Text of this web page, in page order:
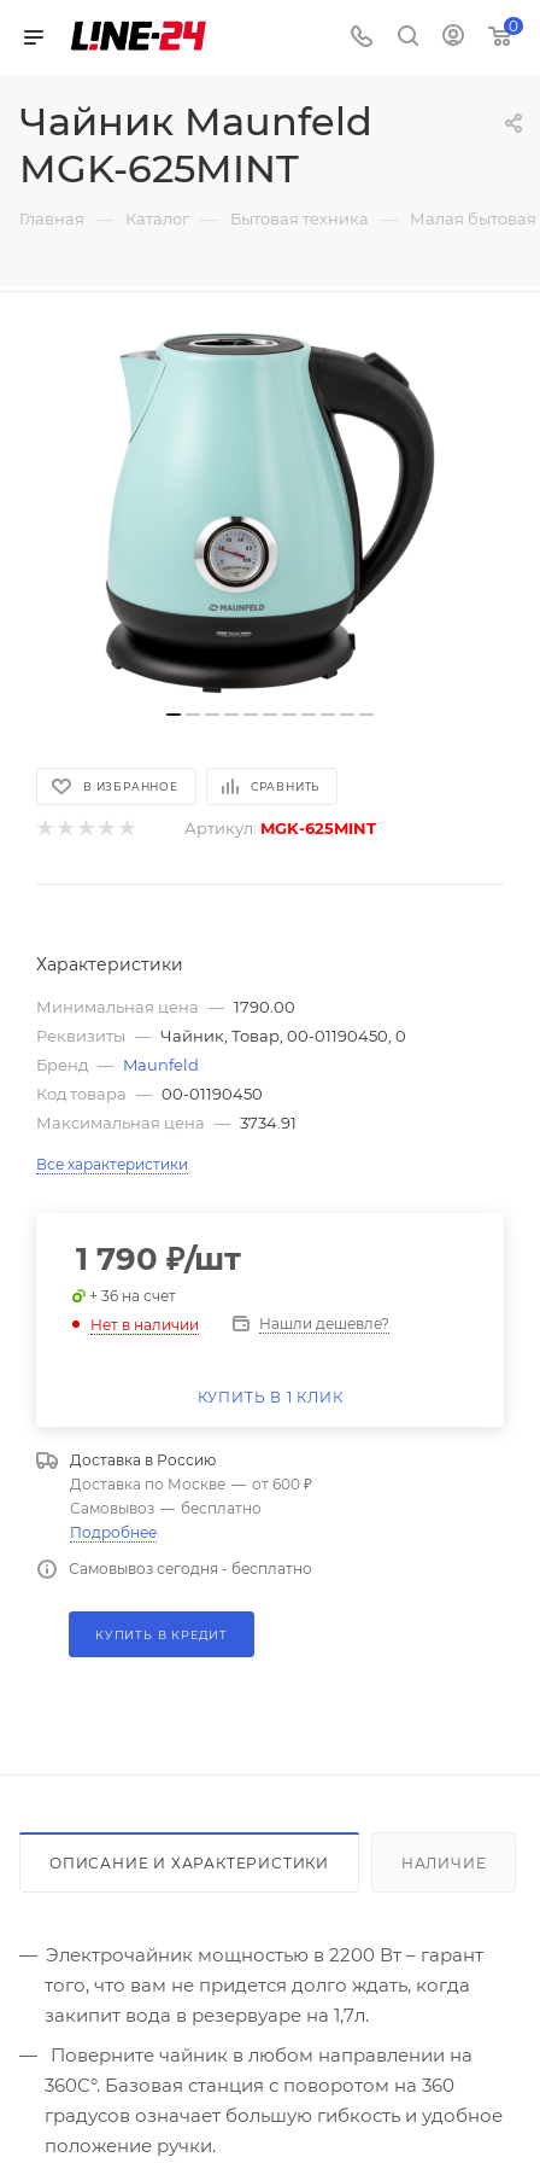
0
Чайник Maunfeld
MGK-625MINT
Главная — Каталог — Бытовая техника — Малая бытовая
В ИЗБРАННОЕ СРАВНИТЬ
Артикул: MGK-625MINT
Характеристики
Минимальная цена — 1790.00
Реквизиты — Чайник, Товар, 00-01190450, 0
Бренд — Maunfeld
Код товара — 00-01190450
Максимальная цена — 3734.91
Все характеристики
1 790 ₽/шт
+ 36 на счет
Нет в наличии
Нашли дешевле?
КУПИТЬ В 1 КЛИК
Доставка в Россию
Доставка по Москве — от 600 ₽
Самовывоз — бесплатно
Подробнее
Самовывоз сегодня - бесплатно
КУПИТЬ В КРЕДИТ
ОПИСАНИЕ И ХАРАКТЕРИСТИКИ НАЛИЧИЕ
Электрочайник мощностью в 2200 Вт – гарант
того, что вам не придется долго ждать, когда
закипит вода в резервуаре на 1,7л.
Поверните чайник в любом направлении на
360С°. Базовая станция с поворотом на 360
градусов означает большую гибкость и удобное
положение ручки.